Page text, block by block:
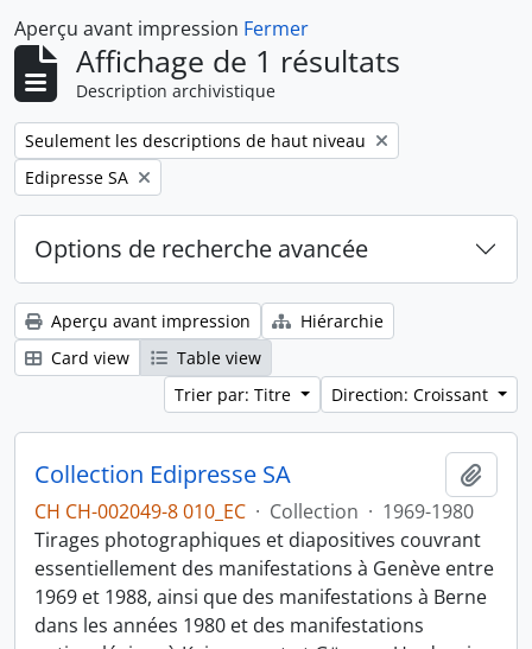
Aperçu avant impression Fermer
Affichage de 1 résultats
Description archivistique
Remove filter:
Seulement les descriptions de haut niveau
Remove filter:
Edipresse SA
Options de recherche avancée
Aperçu avant impression
Hiérarchie
Card view
Table view
Trier par: Titre
Direction: Croissant
Collection Edipresse SA
CH CH-002049-8 010_EC · Collection · 1969-1980
Tirages photographiques et diapositives couvrant
essentiellement des manifestations à Genève entre
1969 et 1988, ainsi que des manifestations à Berne
dans les années 1980 et des manifestations